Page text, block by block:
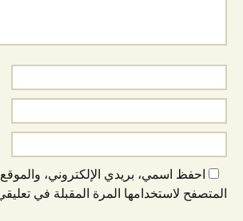
احفظ اسمي، بريدي الإلكتروني، والموقع
المتصفح لاستخدامها المرة المقبلة في